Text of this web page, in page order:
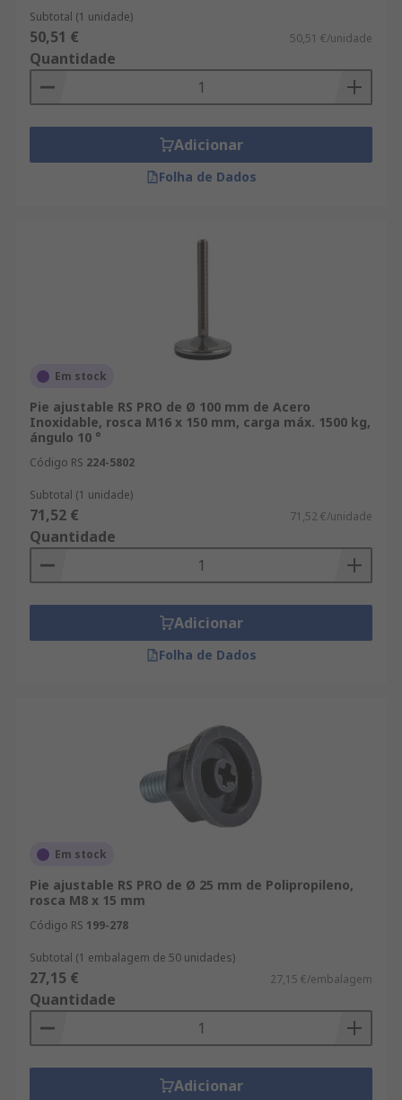
Subtotal (1 unidade)
50,51 € 50,51 €/unidade
Quantidade
Adicionar
Folha de Dados
Em stock
Pie ajustable RS PRO de Ø 100 mm de Acero
Inoxidable, rosca M16 x 150 mm, carga máx. 1500 kg,
ángulo 10 °
Código RS 224-5802
Subtotal (1 unidade)
71,52 € 71,52 €/unidade
Quantidade
Adicionar
Folha de Dados
Em stock
Pie ajustable RS PRO de Ø 25 mm de Polipropileno,
rosca M8 x 15 mm
Código RS 199-278
Subtotal (1 embalagem de 50 unidades)
27,15 € 27,15 €/embalagem
Quantidade
Adicionar